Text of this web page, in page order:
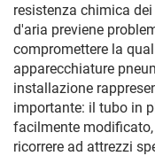
resistenza chimica
d'aria previene
compromettere la
apparecchiature
installazione
importante: il tubo in
facilmente
ricorrere ad attrezzi